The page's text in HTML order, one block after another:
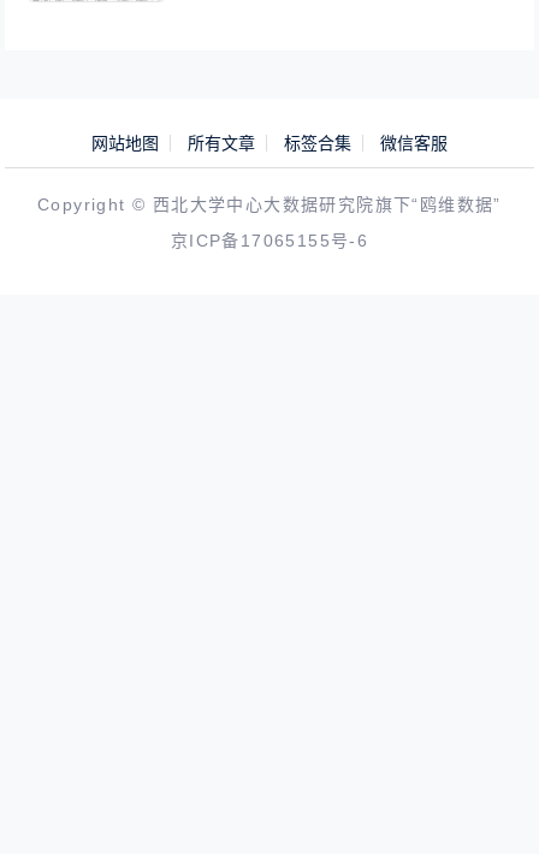
网站地图 所有文章 标签合集 微信客服
Copyright © 西北大学中心大数据研究院旗下“鸥维数据”
京ICP备17065155号-6